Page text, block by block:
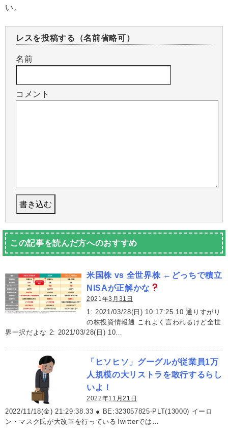
い。
レスを投稿する（名前省略可）
名前
コメント
この記事を読んだ方へのおすすめ
米国株 vs 全世界株 ←どっちで積立
NISAが正解かな
2021年3月31日
1: 2021/03/28(日) 10:17:25.10 通りすがり
の株投資情報通 これよく言われるけど全世
界一択だよな 2: 2021/03/28(日) 10…
「ヒソヒソ」グーグルが従業員1万
人規模の大リストラを敢行するらし
いよ！
2022年11月21日
2022/11/18(金) 21:29:38.33 ● BE:323057825-PLT(13000) イーロ
ン・マスク氏が大改革を行っているTwitterでは…